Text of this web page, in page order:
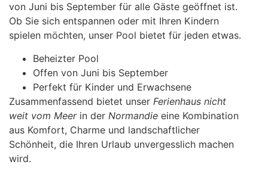
von Juni bis September für alle Gäste geöffnet ist.
Ob Sie sich entspannen oder mit Ihren Kindern
spielen möchten, unser Pool bietet für jeden etwas.
Beheizter Pool
Offen von Juni bis September
Perfekt für Kinder und Erwachsene
Zusammenfassend bietet unser Ferienhaus nicht
weit vom Meerin der Normandie eine Kombination
aus Komfort, Charme und landschaftlicher
Schönheit, die Ihren Urlaub unvergesslich machen
wird.